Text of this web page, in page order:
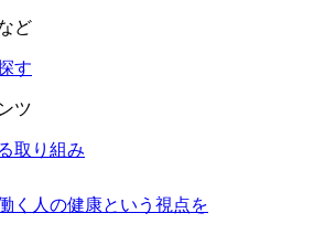
ど
す
ツ
取り組み
く人の健康という視点を